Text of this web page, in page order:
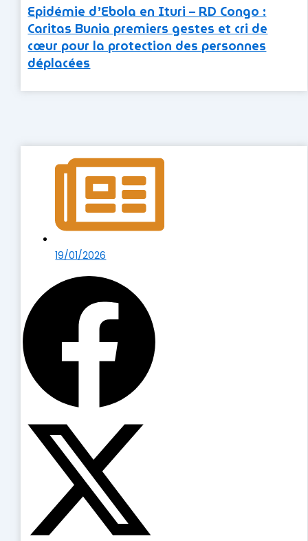
Epidémie d’Ebola en Ituri – RD Congo :
Caritas Bunia premiers gestes et cri de
cœur pour la protection des personnes
déplacées
19/01/2026